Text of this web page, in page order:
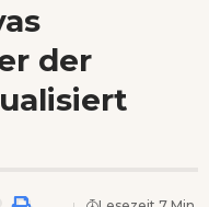
der